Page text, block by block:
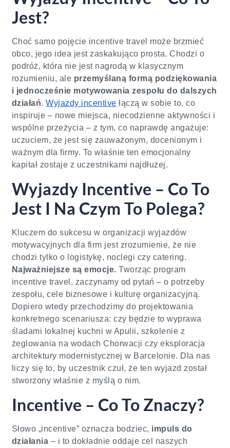
Jest?
Choć samo pojęcie incentive travel może brzmieć
obco, jego idea jest zaskakująco prosta. Chodzi o
podróż, która nie jest nagrodą w klasycznym
rozumieniu, ale przemyślaną formą podziękowania
i jednocześnie motywowania zespołu do dalszych
działań.Wyjazdy incentive łączą w sobie to, co
inspiruje – nowe miejsca, niecodzienne aktywności i
wspólne przeżycia – z tym, co naprawdę angażuje:
uczuciem, że jest się zauważonym, docenionym i
ważnym dla firmy. To właśnie ten emocjonalny
kapitał zostaje z uczestnikami najdłużej.
Wyjazdy Incentive – Co To
Jest I Na Czym To Polega?
Kluczem do sukcesu w organizacji wyjazdów
motywacyjnych dla firm jest zrozumienie, że nie
chodzi tylko o logistykę, noclegi czy catering.
Najważniejsze są emocje. Tworząc program
incentive travel, zaczynamy od pytań – o potrzeby
zespołu, cele biznesowe i kulturę organizacyjną.
Dopiero wtedy przechodzimy do projektowania
konkretnego scenariusza: czy będzie to wyprawa
śladami lokalnej kuchni w Apulii, szkolenie z
żeglowania na wodach Chorwacji czy eksploracja
architektury modernistycznej w Barcelonie. Dla nas
liczy się to, by uczestnik czuł, że ten wyjazd został
stworzony właśnie z myślą o nim.
Incentive – Co To Znaczy?
Słowo „incentive” oznacza bodziec, impuls do
działania – i to dokładnie oddaje cel naszych